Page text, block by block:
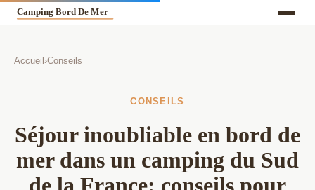
Accueil ›Conseils
CONSEILS
Séjour inoubliable en bord de
mer dans un camping du Sud